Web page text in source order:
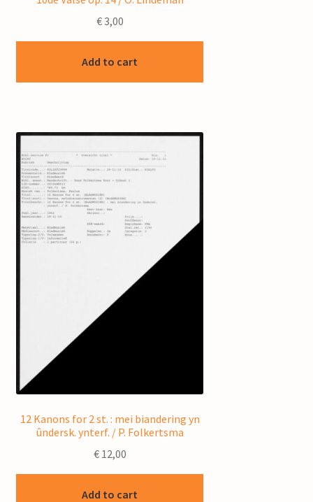
€3,00
Add to cart
12 Kanons for 2 st. : mei biandering yn
ûndersk. ynterf. / P. Folkertsma
€12,00
Add to cart